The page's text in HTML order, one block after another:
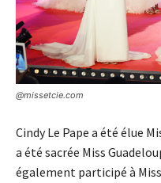
@missetcie.com
Cindy Le Pape a été élue
a été sacrée Miss
également participé à